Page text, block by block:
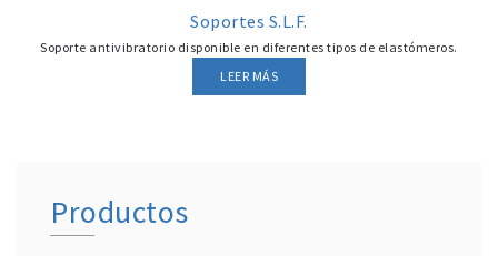
Soportes S.L.F.
Soporte antivibratorio disponible en diferentes tipos de elastómeros.
LEER MÁS
Productos